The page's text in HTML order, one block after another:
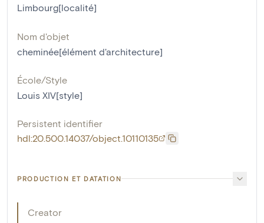
Limbourg[localité]
Nom d'objet
cheminée[élément d'architecture]
École/Style
Louis XIV[style]
Persistent identifier
hdl:20.500.14037/object.10110135
PRODUCTION ET DATATION
Creator